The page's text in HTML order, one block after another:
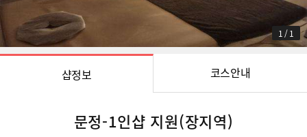
1 /1
샵정보 코스안내
문정-1인샵 지원(장지역)